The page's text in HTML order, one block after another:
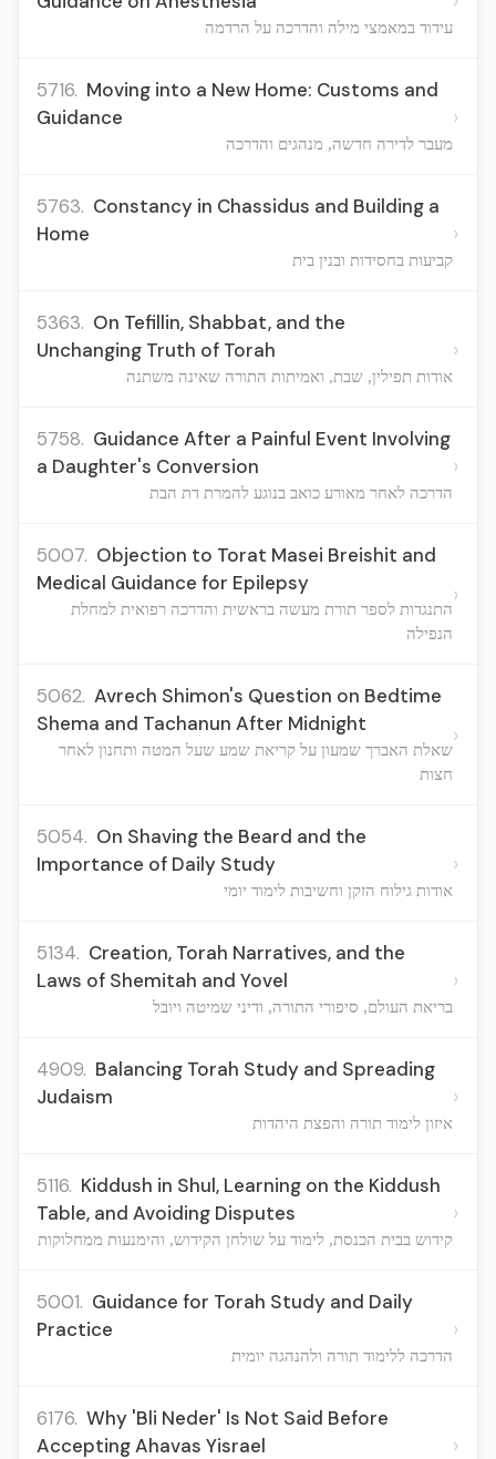
עידוד במאמצי מילה והדרכה על הרדמה
5716. Moving into a New Home: Customs and
Guidance
מעבר לדירה חדשה, מנהגים והדרכה
›
5763. Constancy in Chassidus and Building a
Home
קביעות בחסידות ובנין בית
›
5363. On Tefillin, Shabbat, and the
Unchanging Truth of Torah
אודות תפילין, שבת, ואמיתות התורה שאינה משתנה
›
5758. Guidance After a Painful Event Involving
a Daughter's Conversion
הדרכה לאחר מאורע כואב בנוגע להמרת דת הבת
›
5007. Objection to Torat Masei Breishit and
Medical Guidance for Epilepsy
התנגדות לספר תורת מעשה בראשית והדרכה רפואית למחלת
הנפילה
›
5062. Avrech Shimon's Question on Bedtime
Shema and Tachanun After Midnight
שאלת האברך שמעון על קריאת שמע שעל המטה ותחנון לאחר
חצות
›
5054. On Shaving the Beard and the
Importance of Daily Study
אודות גילוח הזקן וחשיבות לימוד יומי
›
5134. Creation, Torah Narratives, and the
Laws of Shemitah and Yovel
בריאת העולם, סיפורי התורה, ודיני שמיטה ויובל
›
4909. Balancing Torah Study and Spreading
Judaism
איזון לימוד תורה והפצת היהדות
›
5116. Kiddush in Shul, Learning on the Kiddush
Table, and Avoiding Disputes
קידוש בבית הכנסת, לימוד על שולחן הקידוש, והימנעות ממחלוקות
›
5001. Guidance for Torah Study and Daily
Practice
הדרכה ללימוד תורה ולהנהגה יומית
›
6176. Why 'Bli Neder' Is Not Said Before
Accepting Ahavas Yisrael
›